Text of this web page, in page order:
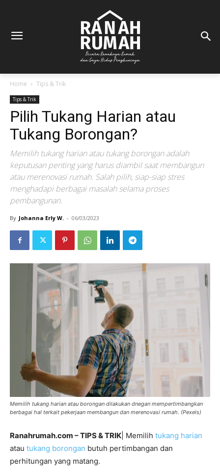
Home Tips & Trik
Tips & Trik
Pilih Tukang Harian atau
Tukang Borongan?
Memilih tukang harian atau tukang borongan adalah
keputusan penting yang harus diambil saat membangun
atau merenovasi rumah. Salah pilih, siap-siap stres
menghadapi berbagai masalah selama proses
pembangunan.
By Johanna Erly W. - 06/03/2023
Memilih tukang harian atau borongan dilakukan dnegan mempertimbangkan
berbagai hal terkait pekerjaan membangun dan merenovasi rumah. (Pexels)
Ranahrumah.com – TIPS & TRIK | Memilih tukang harian
atau tukang borongan butuh pertimbangan dan
perhitungan yang matang.